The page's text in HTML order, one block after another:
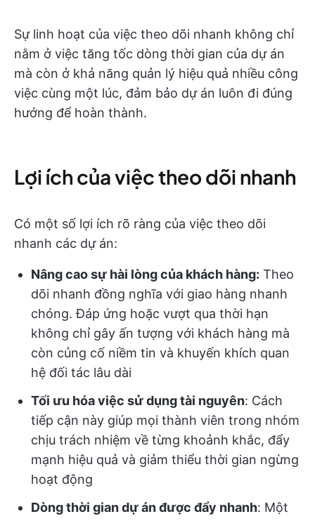
Sự linh hoạt của việc theo dõi nhanh không chỉ
nằm ở việc tăng tốc dòng thời gian của dự án
mà còn ở khả năng quản lý hiệu quả nhiều công
việc cùng một lúc, đảm bảo dự án luôn đi đúng
hướng để hoàn thành.
Lợi ích của việc theo dõi nhanh
Có một số lợi ích rõ ràng của việc theo dõi
nhanh các dự án:
Nâng cao sự hài lòng của khách hàng: Theo
dõi nhanh đồng nghĩa với giao hàng nhanh
chóng. Đáp ứng hoặc vượt qua thời hạn
không chỉ gây ấn tượng với khách hàng mà
còn củng cố niềm tin và khuyến khích quan
hệ đối tác lâu dài
Tối ưu hóa việc sử dụng tài nguyên: Cách
tiếp cận này giúp mọi thành viên trong nhóm
chịu trách nhiệm về từng khoảnh khắc, đẩy
mạnh hiệu quả và giảm thiểu thời gian ngừng
hoạt động
Dòng thời gian dự án được đẩy nhanh: Một